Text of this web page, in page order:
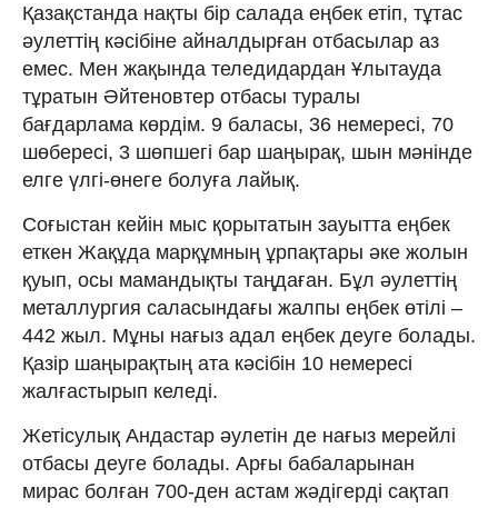
Қазақстанда нақты бір салада еңбек етіп, тұтас
әулеттің кәсібіне айналдырған отбасылар аз
емес. Мен жақында теледидардан Ұлытауда
тұратын Әйтеновтер отбасы туралы
бағдарлама көрдім. 9 баласы, 36 немересі, 70
шөбересі, 3 шөпшегі бар шаңырақ, шын мәнінде
елге үлгі-өнеге болуға лайық.
Соғыстан кейін мыс қорытатын зауытта еңбек
еткен Жақұда марқұмның ұрпақтары әке жолын
қуып, осы мамандықты таңдаған. Бұл әулеттің
металлургия саласындағы жалпы еңбек өтілі –
442 жыл. Мұны нағыз адал еңбек деуге болады.
Қазір шаңырақтың ата кәсібін 10 немересі
жалғастырып келеді.
Жетісулық Андастар әулетін де нағыз мерейлі
отбасы деуге болады. Арғы бабаларынан
мирас болған 700-ден астам жәдігерді сақтап